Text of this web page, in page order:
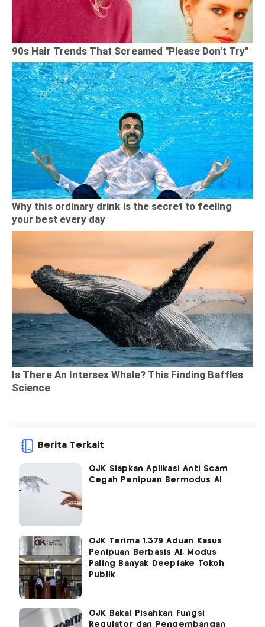
Berita Terkait
OJK Siapkan Aplikasi Anti Scam
Cegah Penipuan Bermodus AI
OJK Terima 1.379 Aduan Kasus
Penipuan Berbasis AI, Modus
Paling Banyak Deepfake Tokoh
Publik
OJK Bakal Pisahkan Fungsi
Regulator dan Pengembangan